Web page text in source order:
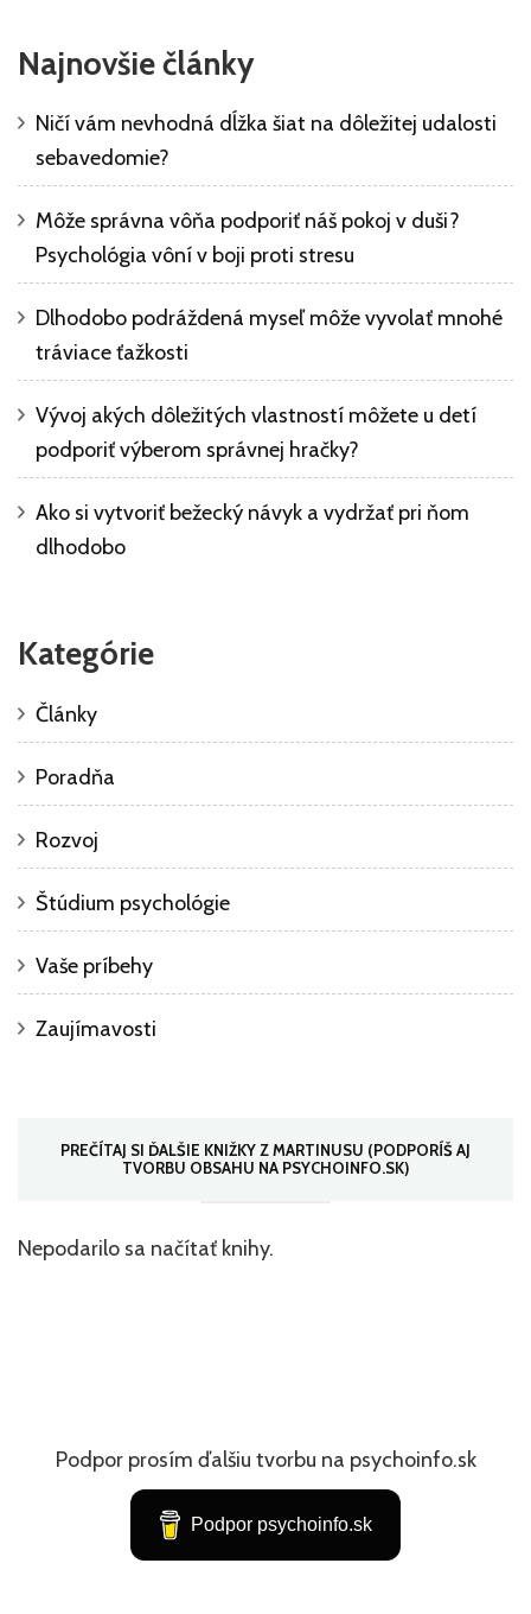
Najnovšie články
Ničí vám nevhodná dĺžka šiat na dôležitej udalosti
sebavedomie?
Môže správna vôňa podporiť náš pokoj v duši?
Psychológia vôní v boji proti stresu
Dlhodobo podráždená myseľ môže vyvolať mnohé
tráviace ťažkosti
Vývoj akých dôležitých vlastností môžete u detí
podporiť výberom správnej hračky?
Ako si vytvoriť bežecký návyk a vydržať pri ňom
dlhodobo
Kategórie
Články
Poradňa
Rozvoj
Štúdium psychológie
Vaše príbehy
Zaujímavosti
PREČÍTAJ SI ĎALŠIE KNIŽKY Z MARTINUSU (PODPORÍŠ AJ
TVORBU OBSAHU NA PSYCHOINFO.SK)
Nepodarilo sa načítať knihy.
Podpor prosím ďalšiu tvorbu na psychoinfo.sk
Podpor psychoinfo.sk